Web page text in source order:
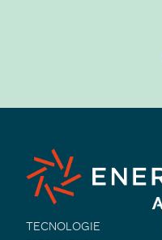
TECNOLOGIE